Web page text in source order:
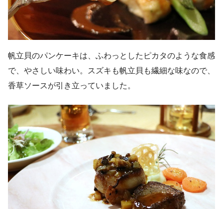
帆立貝のパンケーキは、ふわっとしたピカタのような食感
で、やさしい味わい。スズキも帆立貝も繊細な味なので、
香草ソースが引き立っていました。